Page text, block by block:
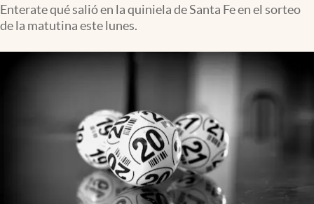
Infotechnology
Clase
Eventos Corporativos
Enterate qué salió en la quiniela de Santa Fe en el sorteo
de la matutina este lunes.